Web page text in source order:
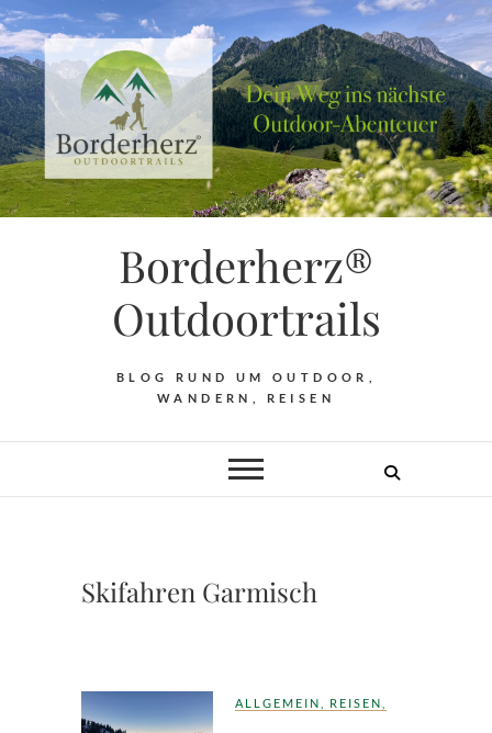
Borderherz®
Outdoortrails
BLOG RUND UM OUTDOOR,
WANDERN, REISEN
Skifahren Garmisch
ALLGEMEIN REISEN